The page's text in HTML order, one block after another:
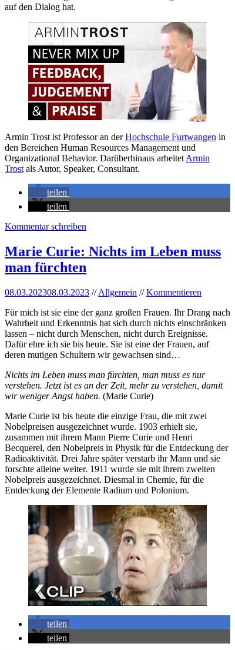
auf den Dialog hat.
Armin Trost ist Professor an derHochschule Furtwangen in
den Bereichen Human Resources Management und
Organizational Behavior. Darüberhinaus arbeitet Armin
Trost als Autor, Speaker, Consultant.
teilen
teilen
Kommentar schreiben
Marie Curie: Nichts im Leben muss
man fürchten
08.03.202308.03.2023 //Allgemein //Kommentieren
Für mich ist sie eine der ganz großen Frauen. Ihr Drang nach
Wahrheit und Erkenntnis hat sich durch nichts einschränken
lassen – nicht durch Menschen, nicht durch Ereignisse.
Dafür ehre ich sie bis heute. Sie ist eine der Frauen, auf
deren mutigen Schultern wir gewachsen sind…
Nichts im Leben muss man fürchten, man muss es nur
verstehen. Jetzt ist es an der Zeit, mehr zu verstehen, damit
wir weniger Angst haben. (Marie Curie)
Marie Curie ist bis heute die einzige Frau, die mit zwei
Nobelpreisen ausgezeichnet wurde. 1903 erhielt sie,
zusammen mit ihrem Mann Pierre Curie und Henri
Becquerel, den Nobelpreis in Physik für die Entdeckung der
Radioaktivität. Drei Jahre später verstarb ihr Mann und sie
forschte alleine weiter. 1911 wurde sie mit ihrem zweiten
Nobelpreis ausgezeichnet. Diesmal in Chemie, für die
Entdeckung der Elemente Radium und Polonium.
teilen
teilen